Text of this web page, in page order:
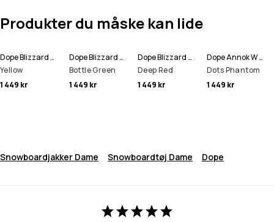
Produkter du måske kan lide
Dope Blizzard W Snowboardjakke Dame
Yellow
1 449 kr
Dope Blizzard W Snowboardjakke Dame
Bottle Green
1 449 kr
Dope Blizzard W Snowboardjakke Dame
Deep Red
1 449 kr
Dope Annok W Snowboardjakke Dame
Dots Phantom
1 449 kr
Snowboardjakker Dame Snowboardtøj Dame Dope